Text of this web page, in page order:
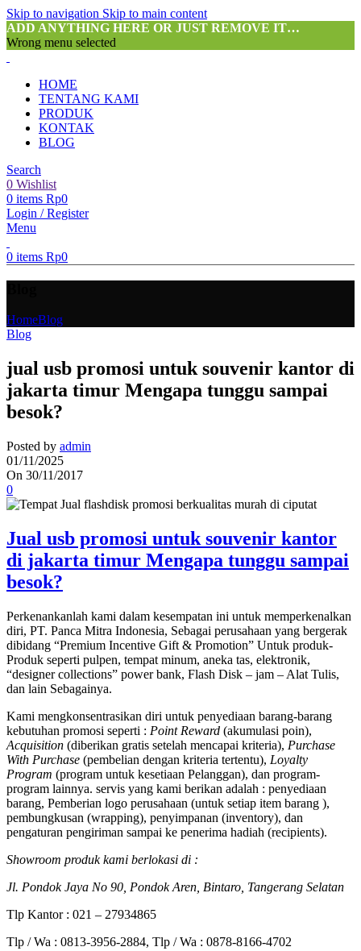
Skip to navigation Skip to main content
ADD ANYTHING HERE OR JUST REMOVE IT…
Wrong menu selected
HOME
TENTANG KAMI
PRODUK
KONTAK
BLOG
Search
0 Wishlist
0 items Rp0
Login / Register
Menu
0 items Rp0
HomeBlog
Blog
jual usb promosi untuk souvenir kantor di
jakarta timur Mengapa tunggu sampai
besok?
Posted by admin
01/11/2025
On 30/11/2017
0
Jual usb promosi untuk souvenir kantor
di jakarta timur Mengapa tunggu sampai
besok?
Perkenankanlah kami dalam kesempatan ini untuk memperkenalkan
diri, PT. Panca Mitra Indonesia, Sebagai perusahaan yang bergerak
dibidang “Premium Incentive Gift & Promotion” Untuk produk-
Produk seperti pulpen, tempat minum, aneka tas, elektronik,
“designer collections” power bank, Flash Disk – jam – Alat Tulis,
dan lain Sebagainya.
Kami mengkonsentrasikan diri untuk penyediaan barang-barang
kebutuhan promosi seperti : Point Reward (akumulasi poin),
Acquisition (diberikan gratis setelah mencapai kriteria), Purchase
With Purchase (pembelian dengan kriteria tertentu), Loyalty
Program (program untuk kesetiaan Pelanggan), dan program-
program lainnya. servis yang kami berikan adalah : penyediaan
barang, Pemberian logo perusahaan (untuk setiap item barang ),
pembungkusan (wrapping), penyimpanan (inventory), dan
pengaturan pengiriman sampai ke penerima hadiah (recipients).
Showroom produk kami berlokasi di :
Jl. Pondok Jaya No 90, Pondok Aren, Bintaro, Tangerang Selatan
Tlp Kantor : 021 – 27934865
Tlp / Wa : 0813-3956-2884, Tlp / Wa : 0878-8166-4702